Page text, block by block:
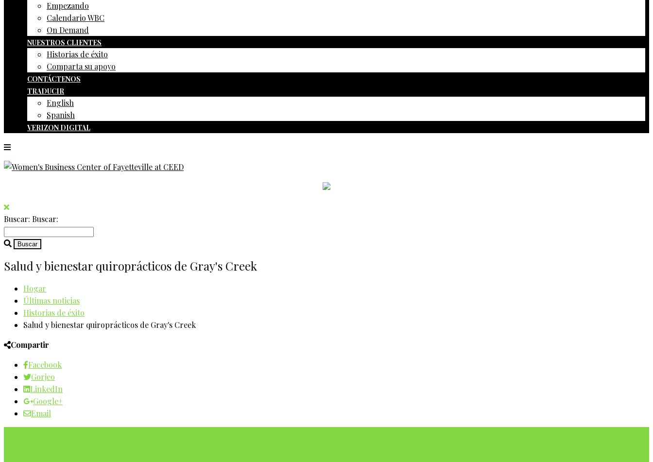
Empezando
Calendario WBC
On Demand
NUESTROS CLIENTES
Historias de éxito
Comparta su apoyo
CONTÁCTENOS
TRADUCIR
English
Spanish
VERIZON DIGITAL
Buscar: Buscar:
Salud y bienestar quiroprácticos de Gray's Creek
Hogar
Últimas noticias
Historias de éxito
Salud y bienestar quiroprácticos de Gray's Creek
Compartir
Facebook
Gorjeo
LinkedIn
Google+
Email